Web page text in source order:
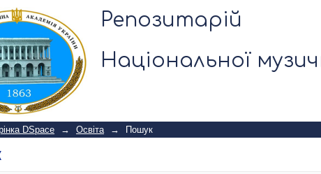
Репозитарій
Національної
DSpace → Освіта → Пошук